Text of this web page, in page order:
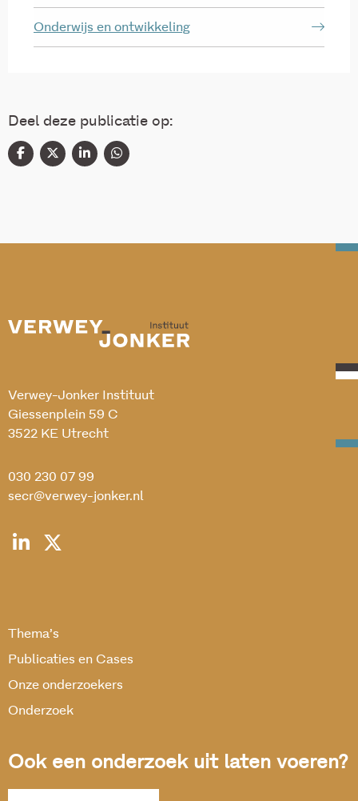
Onderwijs en ontwikkeling
Deel deze publicatie op:
Verwey-Jonker Instituut
Giessenplein 59 C
3522 KE Utrecht
030 230 07 99
secr@verwey-jonker.nl
Thema’s
Publicaties en Cases
Onze onderzoekers
Onderzoek
Ook een onderzoek uit laten voeren?